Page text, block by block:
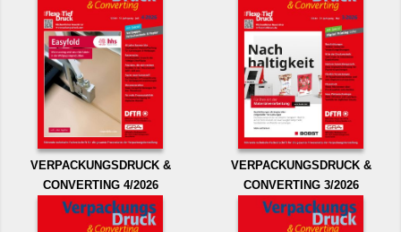
VERPACKUNGSDRUCK &
CONVERTING 4/2026
VERPACKUNGSDRUCK &
CONVERTING 3/2026